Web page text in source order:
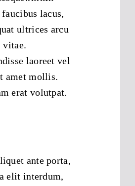
lacus,
ultrices arcu
vitae.
laoreet vel
amet mollis.
erat volutpat.
ante porta,
elit interdum,